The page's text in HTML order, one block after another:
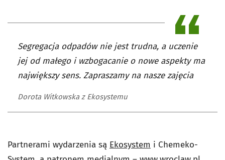
Segregacja odpadów nie jest trudna, a uczenie
jej od małego i wzbogacanie o nowe aspekty ma
największy sens. Zapraszamy na nasze zajęcia
Dorota Witkowska z Ekosystemu
Partnerami wydarzenia są Ekosystem i Chemeko-